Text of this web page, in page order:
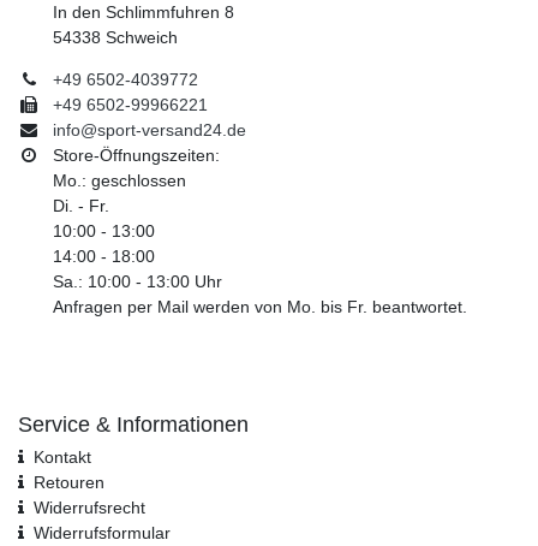
In den Schlimmfuhren 8
54338 Schweich
+49 6502-4039772
+49 6502-99966221
info@sport-versand24.de
Store-Öffnungszeiten:
Mo.: geschlossen
Di. - Fr.
10:00 - 13:00
14:00 - 18:00
Sa.: 10:00 - 13:00 Uhr
Anfragen per Mail werden von Mo. bis Fr. beantwortet.
Service & Informationen
Kontakt
Retouren
Widerrufsrecht
Widerrufs­formular